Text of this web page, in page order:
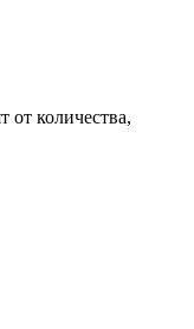
количества,